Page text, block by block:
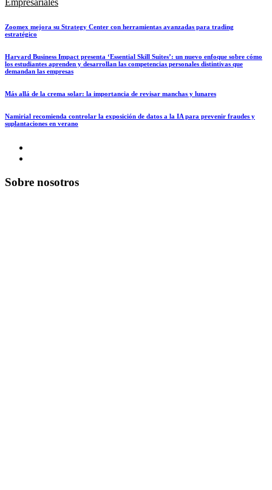
Empresariales
Zoomex mejora su Strategy Center con herramientas avanzadas para trading
estratégico
Harvard Business Impact presenta ‘Essential Skill Suites’: un nuevo enfoque sobre cómo
los estudiantes aprenden y desarrollan las competencias personales distintivas que
demandan las empresas
Más allá de la crema solar: la importancia de revisar manchas y lunares
Namirial recomienda controlar la exposición de datos a la IA para prevenir fraudes y
suplantaciones en verano
Sobre nosotros